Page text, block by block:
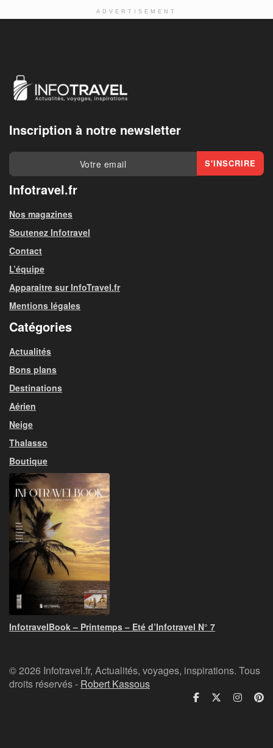
ADVERTISEMENT
Inscription à notre newsletter
Infotravel.fr
Nos magazines
Soutenez Infotravel
Contact
L’équipe
Apparaitre sur InfoTravel.fr
Mentions légales
Catégories
Actualités
Bons plans
Destinations
Aérien
Neige
Thalasso
Boutique
InfotravelBook – Printemps – Eté d’Infotravel N° 7
© 2026 Infotravel.fr, Actualités, voyages, inspirations. Tous
droits réservés - Robert Kassous